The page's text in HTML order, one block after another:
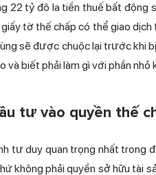
22 tỷ đô la tiền thuế bất động
tờ thế chấp có thể giao
sẽ được chuộc lại trước khi
và biết phải làm gì với phần
tư vào quyền thế
tư duy quan trọng nhất trong
không phải quyền sở hữu tài